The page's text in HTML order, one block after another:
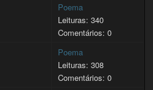
Poema
Leituras: 340
Comentários: 0
Poema
Leituras: 308
Comentários: 0